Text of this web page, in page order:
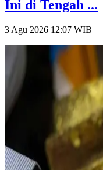
Ini di Tengah ...
3 Agu 2026 12:07 WIB